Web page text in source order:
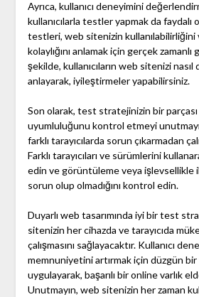
Ayrıca, kullanıcı deneyimini
kullanıcılarla testler yapmak da faydalı
testleri, web sitenizin kullanılabilirliğini
kolaylığını anlamak için gerçek
şekilde, kullanıcıların web sitenizi
anlayarak, iyileştirmeler yapabilirsiniz.
Son olarak, test stratejinizin bir parçası
uyumluluğunu kontrol etmeyi
farklı tarayıcılarda sorun çıkarmadan
Farklı tarayıcıları ve sürümlerini
edin ve görüntüleme veya işlevsellikle
sorun olup olmadığını kontrol edin.
Duyarlı web tasarımında iyi bir test
sitenizin her cihazda ve tarayıcıda
çalışmasını sağlayacaktır. Kullanıcı
memnuniyetini artırmak için düzgün
uygulayarak, başarılı bir online varlık
Unutmayın, web sitenizin her zaman